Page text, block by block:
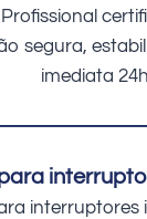
segura,
imediata
interruptores